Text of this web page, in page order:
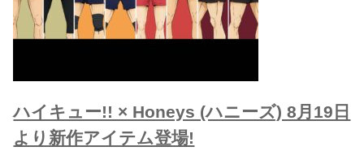
ハイキュー!! × Honeys (ハニーズ) 8月19日
より新作アイテム登場!